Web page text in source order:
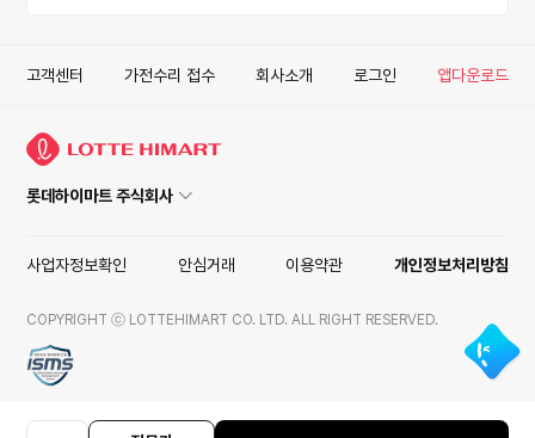
고객센터 가전수리 접수 회사소개 로그인 앱다운로드
롯데하이마트 주식회사
사업자정보확인 안심거래 이용약관 개인정보처리방침
COPYRIGHT ⓒ LOTTEHIMART CO. LTD. ALL RIGHT RESERVED.
ISMS